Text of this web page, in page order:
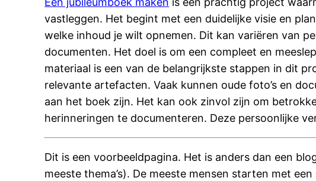
vastleggen. Het begint met een duidelijke visie en
welke inhoud je wilt opnemen. Dit kan variëren van
documenten. Het doel is om een compleet en
materiaal is een van de belangrijkste stappen in dit
relevante artefacten. Vaak kunnen oude foto’s en
aan het boek zijn. Het kan ook zinvol zijn om
herinneringen te documenteren. Deze persoonlijke
Dit is een voorbeeldpagina. Het is anders dan een
meeste thema’s). De meeste mensen starten met